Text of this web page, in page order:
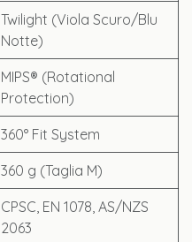
Twilight (Viola Scuro/Blu
Notte)
MIPS® (Rotational
Protection)
360° Fit System
360 g (Taglia M)
CPSC, EN 1078, AS/NZS
2063